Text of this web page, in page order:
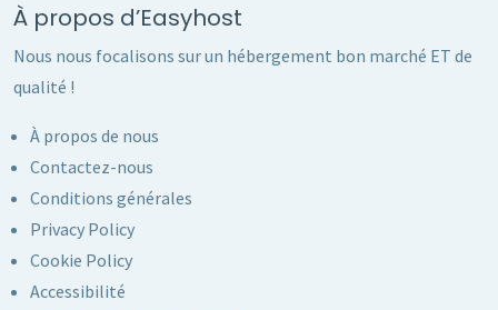
À propos d’Easyhost
Nous nous focalisons sur un hébergement bon marché ET de
qualité !
À propos de nous
Contactez-nous
Conditions générales
Privacy Policy
Cookie Policy
Accessibilité